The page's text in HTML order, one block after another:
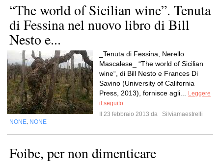
“The world of Sicilian wine”. Tenuta
di Fessina nel nuovo libro di Bill
Nesto e...
_Tenuta di Fessina, Nerello
Mascalese_ “The world of Sicilian
wine“, di Bill Nesto e Frances Di
Savino (University of California
Press, 2013), fornisce agli...
Leggere
il seguito
Il 23 febbraio 2013 da
Silviamaestrelli
NONE NONE
Foibe, per non dimenticare